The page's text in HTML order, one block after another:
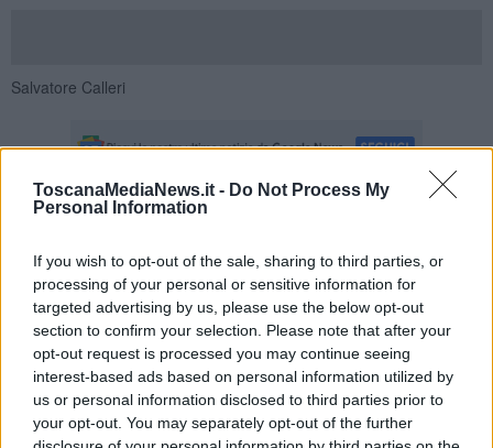
ToscanaMediaNews.it - Do Not Process My
Personal Information
If you wish to opt-out of the sale, sharing to third parties, or
processing of your personal or sensitive information for
targeted advertising by us, please use the below opt-out
section to confirm your selection. Please note that after your
opt-out request is processed you may continue seeing
interest-based ads based on personal information utilized by
us or personal information disclosed to third parties prior to
your opt-out. You may separately opt-out of the further
Salvatore Calleri
Newsletter QUInews - ToscanaMedia.
Arriva gratis tutti i giorni
alle 20:00 direttamente nella tua casella di posta.
Basta cliccareQUI
Ti potrebbe interessare anche:
Articoli dal Blog “Legalità e non solo” di Salvatore Calleri
Il “dopo” Matteo Messina Denaro
Vademecum antimafia per gli elettori